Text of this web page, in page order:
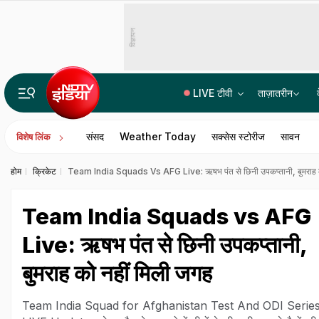
विज्ञापन
LIVE टीवी ताज़ातरीन
विशेष लिंक संसद Weather Today सक्सेस स्टोरीज सावन
होम क्रिकेट Team India Squads Vs AFG Live: ऋषभ पंत से छिनी उपकप्तानी, बुमराह
Team India Squads vs AFG
Live: ऋषभ पंत से छिनी उपकप्तानी,
बुमराह को नहीं मिली जगह
Team India Squad for Afghanistan Test And ODI Series